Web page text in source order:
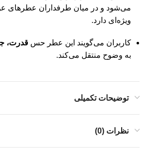
می‌شود و در میان طرفداران عطرهای
ویژه‌ای دارد.
کاربران می‌گویند این عطر حس قدرت،
به وضوح منتقل می‌کند.
توضیحات تکمیلی
نظرات (0)